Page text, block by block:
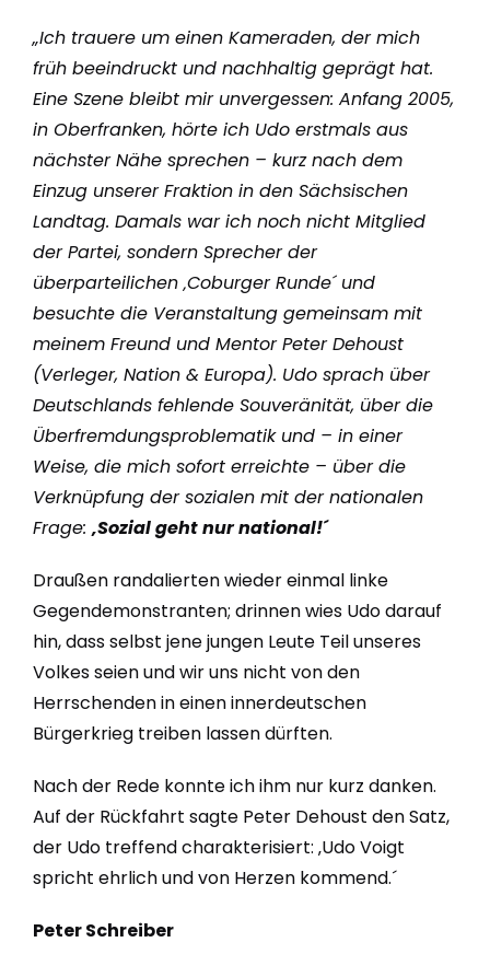
„Ich trauere um einen Kameraden, der mich
früh beeindruckt und nachhaltig geprägt hat.
Eine Szene bleibt mir unvergessen: Anfang 2005,
in Oberfranken, hörte ich Udo erstmals aus
nächster Nähe sprechen – kurz nach dem
Einzug unserer Fraktion in den Sächsischen
Landtag. Damals war ich noch nicht Mitglied
der Partei, sondern Sprecher der
überparteilichen ‚Coburger Runde´ und
besuchte die Veranstaltung gemeinsam mit
meinem Freund und Mentor Peter Dehoust
(Verleger, Nation & Europa). Udo sprach über
Deutschlands fehlende Souveränität, über die
Überfremdungsproblematik und – in einer
Weise, die mich sofort erreichte – über die
Verknüpfung der sozialen mit der nationalen
Frage: ‚Sozial geht nur national!´
Draußen randalierten wieder einmal linke
Gegendemonstranten; drinnen wies Udo darauf
hin, dass selbst jene jungen Leute Teil unseres
Volkes seien und wir uns nicht von den
Herrschenden in einen innerdeutschen
Bürgerkrieg treiben lassen dürften.
Nach der Rede konnte ich ihm nur kurz danken.
Auf der Rückfahrt sagte Peter Dehoust den Satz,
der Udo treffend charakterisiert: ‚Udo Voigt
spricht ehrlich und von Herzen kommend.´
Peter Schreiber